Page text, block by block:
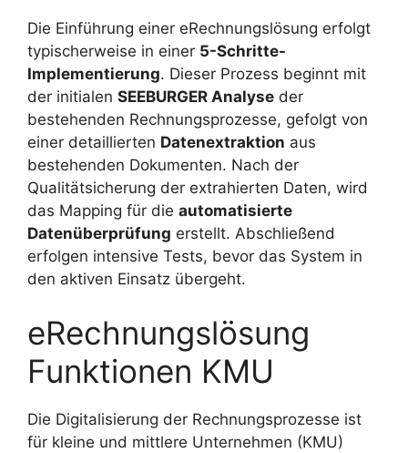
Die Einführung einer eRechnungslösung erfolgt
typischerweise in einer 5-Schritte-
Implementierung. Dieser Prozess beginnt mit
der initialen SEEBURGER Analyse der
bestehenden Rechnungsprozesse, gefolgt von
einer detaillierten Datenextraktion aus
bestehenden Dokumenten. Nach der
Qualitätsicherung der extrahierten Daten, wird
das Mapping für die automatisierte
Datenüberprüfung erstellt. Abschließend
erfolgen intensive Tests, bevor das System in
den aktiven Einsatz übergeht.
eRechnungslösung
Funktionen KMU
Die Digitalisierung der Rechnungsprozesse ist
für kleine und mittlere Unternehmen (KMU)